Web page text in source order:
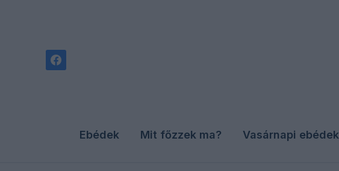
facebook
Ebédek Mit főzzek ma? Vasárnapi ebédek